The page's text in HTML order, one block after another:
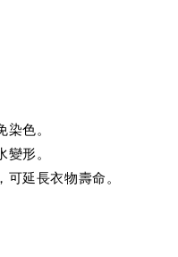
色。
形。
延長衣物壽命。